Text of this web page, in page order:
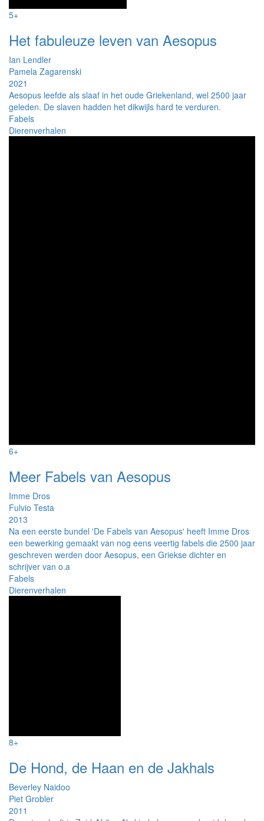
5+
Het fabuleuze leven van Aesopus
Ian Lendler
Pamela Zagarenski
2021
Aesopus leefde als slaaf in het oude Griekenland, wel 2500 jaar
geleden. De slaven hadden het dikwijls hard te verduren.
Fabels
Dierenverhalen
6+
Meer Fabels van Aesopus
Imme Dros
Fulvio Testa
2013
Na een eerste bundel 'De Fabels van Aesopus' heeft Imme Dros
een bewerking gemaakt van nog eens veertig fabels die 2500 jaar
geschreven werden door Aesopus, een Griekse dichter en
schrijver van o.a
Fabels
Dierenverhalen
8+
De Hond, de Haan en de Jakhals
Beverley Naidoo
Piet Grobler
2011